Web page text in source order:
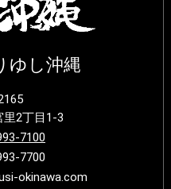
ゆし沖縄
里2丁目1-3
7100
7700
okinawa.com